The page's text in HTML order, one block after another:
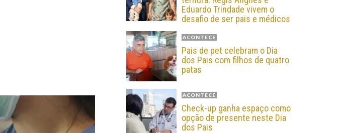
Eduardo Trindade vivem o
desafio de ser pais e médicos
ACONTECE
Pais de pet celebram o Dia
dos Pais com filhos de quatro
patas
ACONTECE
Check-up ganha espaço como
opção de presente neste Dia
dos Pais